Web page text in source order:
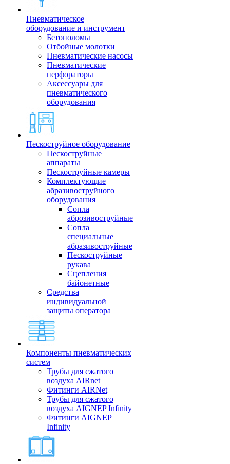
Пневматическое
оборудование и инструмент
Бетоноломы
Отбойные молотки
Пневматические насосы
Пневматические
перфораторы
Аксессуары для
пневматического
оборудования
Пескоструйное оборудование
Пескоструйные
аппараты
Пескоструйные камеры
Комплектующие
абразивоструйного
оборудования
Сопла
аброзивоструйные
Сопла
специальные
абразивоструйные
Пескоструйные
рукава
Сцепления
байонетные
Средства
индивидуальной
защиты оператора
Компоненты пневматических
систем
Трубы для сжатого
воздуха AIRnet
Фитинги AIRNet
Трубы для сжатого
воздуха AIGNEP Infinity
Фитинги AIGNEP
Infinity